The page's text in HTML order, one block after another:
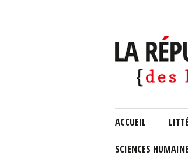
ACCUEIL
SCIENCES